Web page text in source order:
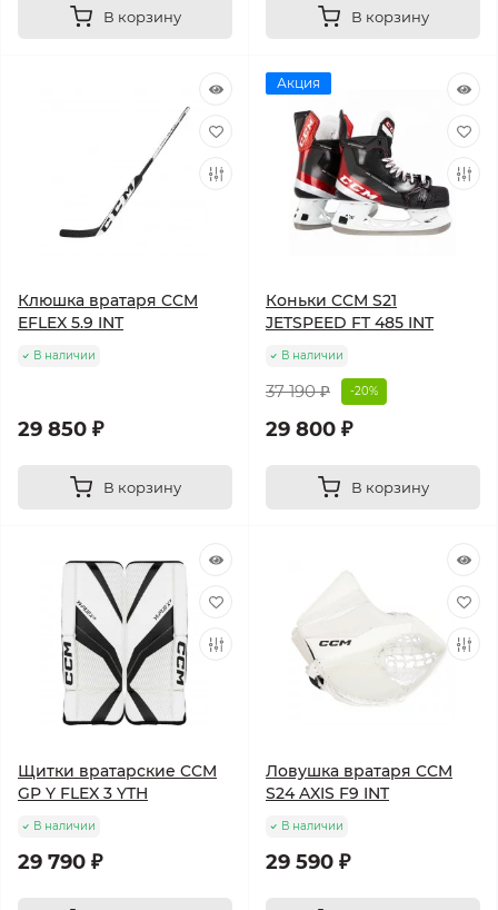
В корзину В корзину
Клюшка вратаря CCM
EFLEX 5.9 INT
В наличии
29 850 ₽
В корзину
Акция
Коньки CCM S21
JETSPEED FT 485 INT
В наличии
37 190 ₽ -20%
29 800 ₽
В корзину
Щитки вратарские CCM
GP Y FLEX 3 YTH
В наличии
29 790 ₽
Ловушка вратаря CCM
S24 AXIS F9 INT
В наличии
29 590 ₽